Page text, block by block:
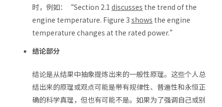
时，例如：“Section 2.1 discusses the trend of the
engine temperature. Figure 3 shows the engine
temperature changes at the rated power.”
结论部分
结论是从结果中抽象提炼出来的一般性原理。这些个人总
结出来的原理或观点可能是带有规律性、普遍性和永恒正
确的科学真理，但也有可能不是。如果为了强调自己或别